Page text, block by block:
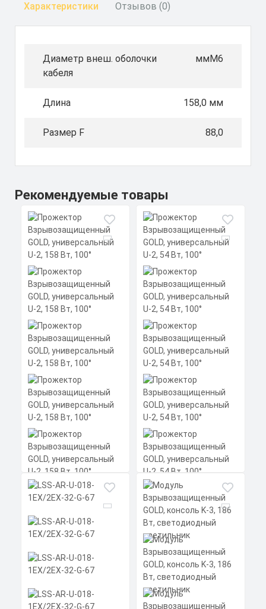
Характеристики Отзывов (0)
Диаметр внеш. оболочки
кабеля
ммМ6
Длина 158,0 мм
Размер F 88,0
Рекомендуемые товары
Прожектор
Взрывозащищенный
GOLD, универсальный
0,95 cos
Материал корпуса:
Экструдированный
(анодированный), вторичная
оптика из акрила (ПММА) с
Цена по запросу
Заказать
Прожектор
Взрывозащищенный